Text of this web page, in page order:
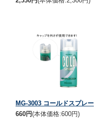
MG-3003 コールドスプレー
660円(本体価格:600円)